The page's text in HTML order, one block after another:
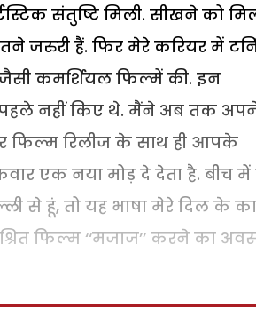
संतुष्टि मिली. सीखने को
जरुरी हैं. फिर मेरे करियर में
जैसी कमर्शियल फिल्में की. इन
पहले नहीं किए थे. मैंने अब तक
फिल्म रिलीज के साथ ही आपके
एक नया मोड़ दे देता है. बीच
से हूं, तो यह भाषा मेरे दिल के
फिल्म ‘‘मजाज’’ करने का